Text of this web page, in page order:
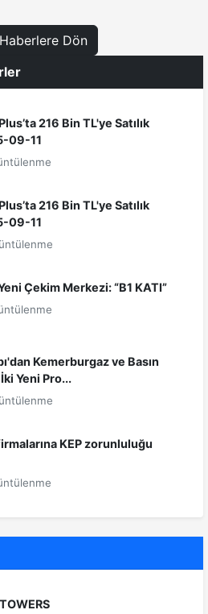
Dön
216 Bin TL'ye Satılık
09-11
216 Bin TL'ye Satılık
09-11
Çekim Merkezi: “B1 KATI”
Kemerburgaz ve Basın
Yeni Pro...
KEP zorunluluğu